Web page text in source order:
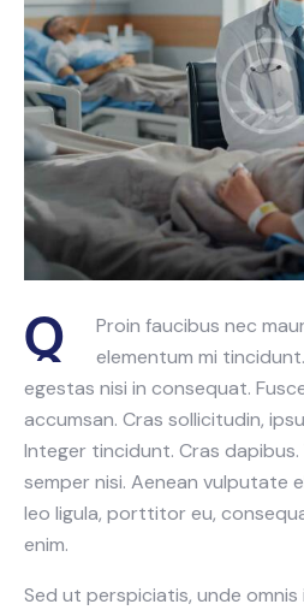
Q
Proin faucibus nec
elementum mi
egestas nisi in consequat.
accumsan. Cras sollicitudin,
Integer tincidunt. Cras dapibus.
semper nisi. Aenean vulputate
leo ligula, porttitor eu,
enim.
Sed ut perspiciatis, unde